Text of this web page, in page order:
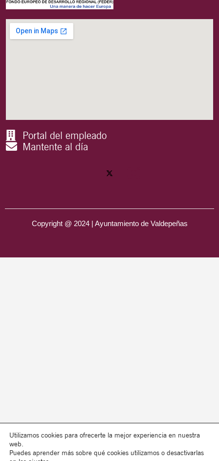
Portal del empleado
Mantente al día
Copyright @ 2024 | Ayuntamiento de Valdepeñas
Utilizamos cookies para ofrecerte la mejor experiencia en nuestra
web.
Puedes aprender más sobre qué cookies utilizamos o desactivarlas